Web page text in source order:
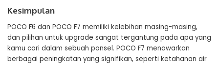
Kesimpulan
POCO F6 dan POCO F7 memiliki kelebihan masing-masing,
dan pilihan untuk upgrade sangat tergantung pada apa yang
kamu cari dalam sebuah ponsel. POCO F7 menawarkan
berbagai peningkatan yang signifikan, seperti ketahanan air